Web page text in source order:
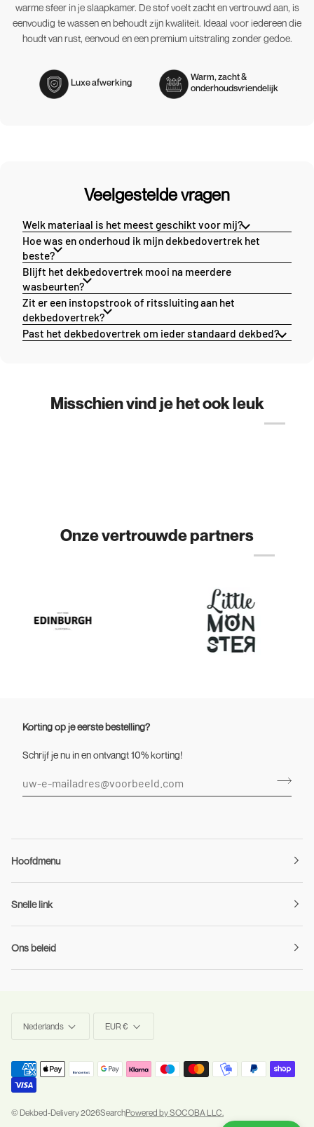
warme sfeer in je slaapkamer. De stof voelt zacht en vertrouwd aan, is
eenvoudig te wassen en behoudt zijn kwaliteit. Ideaal voor iedereen die
houdt van rust, eenvoud en een premium uitstraling zonder gedoe.
Luxe afwerking
Warm, zacht &
onderhoudsvriendelijk
Veelgestelde vragen
Welk materiaal is het meest geschikt voor mij?
Hoe was en onderhoud ik mijn dekbedovertrek het
beste?
Blijft het dekbedovertrek mooi na meerdere
wasbeurten?
Zit er een instopstrook of ritssluiting aan het
dekbedovertrek?
Past het dekbedovertrek om ieder standaard dekbed?
Misschien vind je het ook leuk
Onze vertrouwde partners
Korting op je eerste bestelling?
Schrijf je nu in en ontvangt 10% korting!
Hoofdmenu
Snelle link
Ons beleid
Nederlands EUR €
©Dekbed-Delivery2026SearchPowered by SOCOBA LLC.